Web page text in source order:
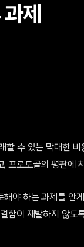
제
수 있는 막대한
프로토콜의 평판에
야 하는 과제를 안
함이 재발하지 않도